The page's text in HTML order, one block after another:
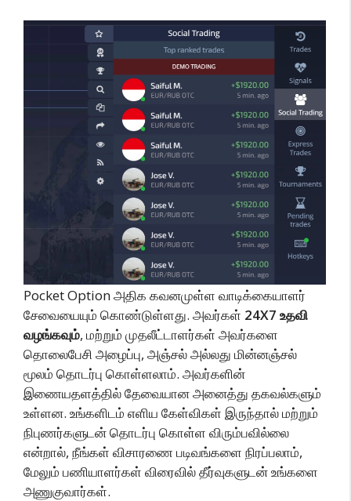
Pocket Option அதிக கவனமுள்ள வாடிக்கையாளர்
சேவையையும் கொண்டுள்ளது. அவர்கள் 24X7 உதவி
வழங்கவும், மற்றும் முதலீட்டாளர்கள் அவர்களை
தொலைபேசி அழைப்பு, அஞ்சல் அல்லது மின்னஞ்சல்
மூலம் தொடர்பு கொள்ளலாம். அவர்களின்
இணையதளத்தில் தேவையான அனைத்து தகவல்களும்
உள்ளன. உங்களிடம் எளிய கேள்விகள் இருந்தால் மற்றும்
நிபுணர்களுடன் தொடர்பு கொள்ள விரும்பவில்லை
என்றால், நீங்கள் விசாரணை படிவங்களை நிரப்பலாம்,
மேலும் பணியாளர்கள் விரைவில் தீர்வுகளுடன் உங்களை
அணுகுவார்கள்.